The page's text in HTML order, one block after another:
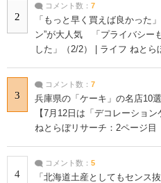
2
コメント数： 7
「もっと早く買えば良かった
ン”が大人気 「プライバシー
した」（2/2） | ライフ ねとら
3
コメント数： 7
兵庫県の「ケーキ」の名店10
【7月12日は「デコレーショ
ねとらぼリサーチ：2ページ目
4
コメント数： 5
「北海道土産としてもセンス